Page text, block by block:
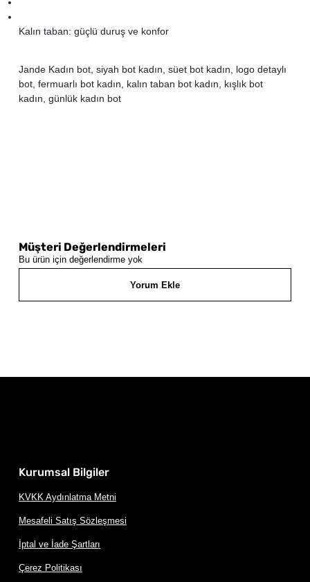
Kalın taban: güçlü duruş ve konfor
Jande Kadın bot, siyah bot kadın, süet bot kadın, logo detaylı
bot, fermuarlı bot kadın, kalın taban bot kadın, kışlık bot
kadın, günlük kadın bot
Müşteri Değerlendirmeleri
Bu ürün için değerlendirme yok
Yorum Ekle
Kurumsal Bilgiler
KVKK Aydınlatma Metni
Mesafeli Satış Sözleşmesi
İptal ve İade Şartları
Çerez Politikası